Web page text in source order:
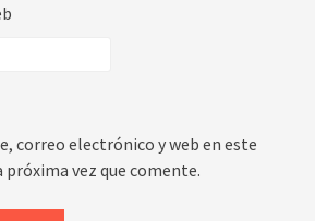
correo electrónico y web en este
próxima vez que comente.